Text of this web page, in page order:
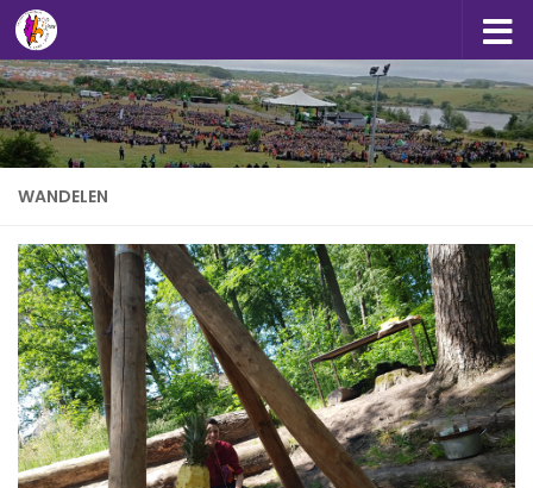
Doorgaan naar inhoud
WANDELEN